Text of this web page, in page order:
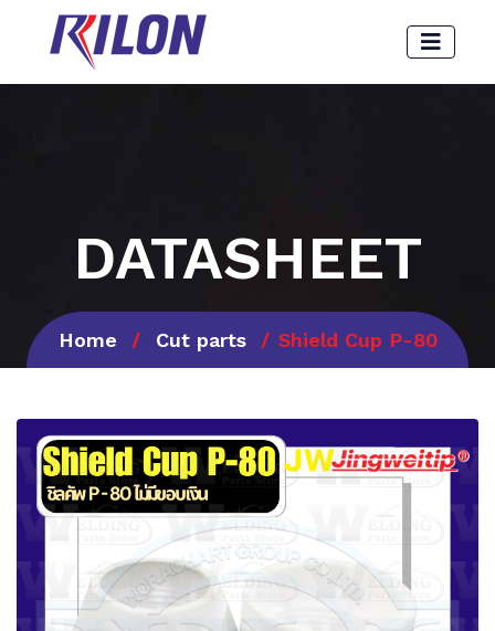
DATASHEET
Home Cut parts Shield Cup P-80